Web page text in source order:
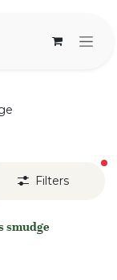
Filters
smudge